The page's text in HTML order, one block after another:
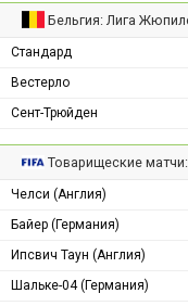
Бельгия: Лига
Стандард
Вестерло
Сент-Трюйден
Товарищеские
Челси (Англия)
Байер (Германия)
Ипсвич Таун (Англия)
Шальке-04 (Германия)